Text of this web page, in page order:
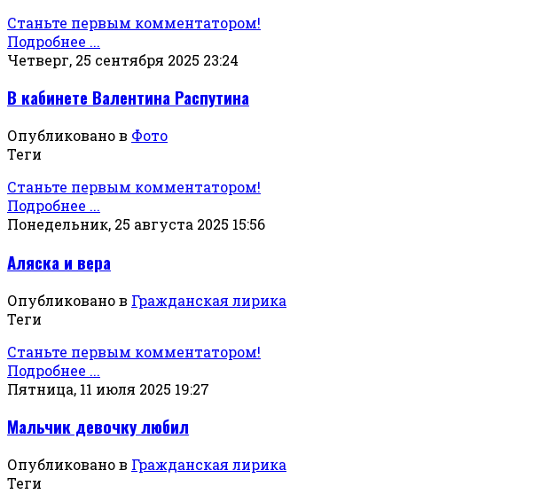
Станьте первым комментатором!
Подробнее ...
Четверг, 25 сентября 2025 23:24
В кабинете Валентина Распутина
Опубликовано в Фото
Теги
Станьте первым комментатором!
Подробнее ...
Понедельник, 25 августа 2025 15:56
Аляска и вера
Опубликовано в Гражданская лирика
Теги
Станьте первым комментатором!
Подробнее ...
Пятница, 11 июля 2025 19:27
Мальчик девочку любил
Опубликовано в Гражданская лирика
Теги